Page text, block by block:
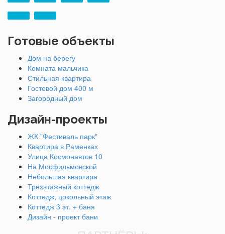
Готовые объекты
Дом на берегу
Комната мальчика
Стильная квартира
Гостевой дом 400 м
Загородный дом
Дизайн-проекты
ЖК "Фестиваль парк"
Квартира в Раменках
Улица Космонавтов 10
На Мосфильмовской
Небольшая квартира
Трехэтажный коттедж
Коттедж, цокольный этаж
Коттедж 3 эт. + баня
Дизайн - проект бани